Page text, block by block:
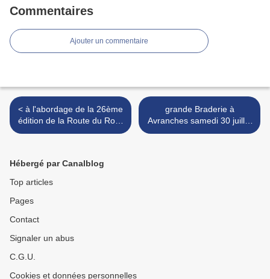
Commentaires
Ajouter un commentaire
< à l'abordage de la 26ème
édition de la Route du Rock
- Saint-Malo - du jeudi 11
grande Braderie à
Avranches samedi 30 juillet
2016 - les restrictions de
Hébergé par Canalblog
Top articles
Pages
Contact
Signaler un abus
C.G.U.
Cookies et données personnelles